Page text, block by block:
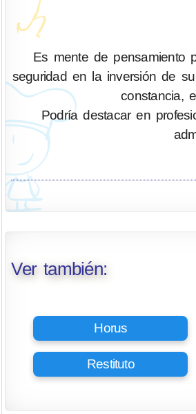
Es mente de pensamiento
seguridad en la inversión de
constancia,
Podría destacar en
Ver también:
Horus
Restituto